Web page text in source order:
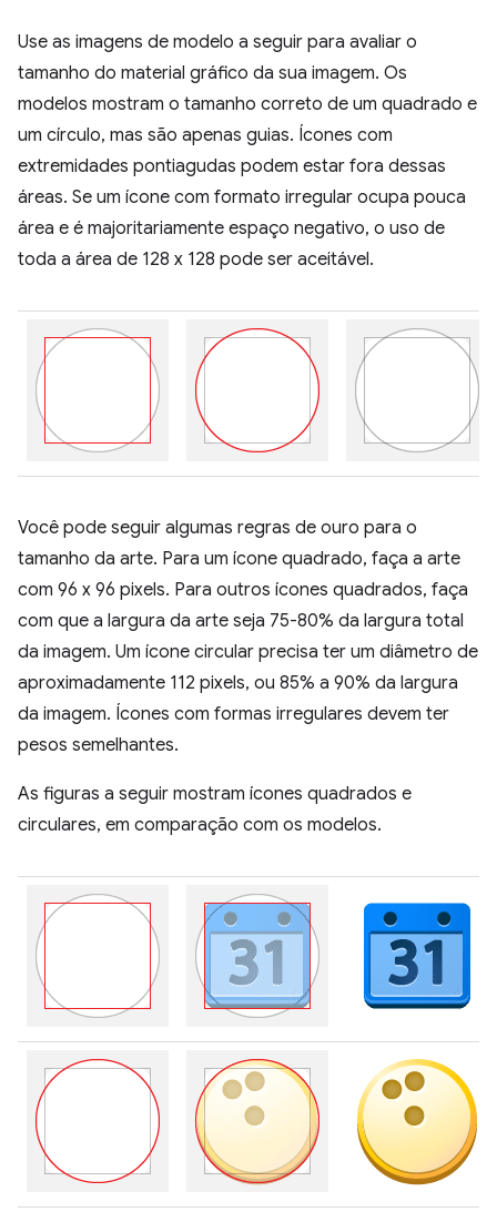
Use as imagens de modelo a seguir para avaliar o
tamanho do material gráfico da sua imagem. Os
modelos mostram o tamanho correto de um quadrado e
um círculo, mas são apenas guias. Ícones com
extremidades pontiagudas podem estar fora dessas
áreas. Se um ícone com formato irregular ocupa pouca
área e é majoritariamente espaço negativo, o uso de
toda a área de 128 x 128 pode ser aceitável.
Você pode seguir algumas regras de ouro para o
tamanho da arte. Para um ícone quadrado, faça a arte
com 96 x 96 pixels. Para outros ícones quadrados, faça
com que a largura da arte seja 75-80% da largura total
da imagem. Um ícone circular precisa ter um diâmetro de
aproximadamente 112 pixels, ou 85% a 90% da largura
da imagem. Ícones com formas irregulares devem ter
pesos semelhantes.
As figuras a seguir mostram ícones quadrados e
circulares, em comparação com os modelos.